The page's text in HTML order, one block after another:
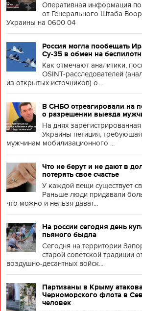
Оперативная информация
от Генерального Штаба
Украины на 0600 04
Россия могла пообещать
Су-35 в обмен на
Как отмечают аналитики,
OSINT-расследователей
из открытых источников) о ...
В СНБО отреагировали на
о разрешении выезда
На днях
Украины петиция,
мужчинам мобилизационного ...
Что не берут и не дают в
потерять свое счастье
У каждой вещи существует
Раньше люди придавали
что можно и нельзя дават...
На россии сегодня день
пьяного быдла
Сегодня на территории
старой советской традиции
воздушно-десантных войск...
Партизаны в Крыму
Черноморского флота в
человек